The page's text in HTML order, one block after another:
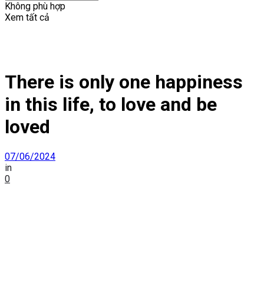
Không phù hợp
Xem tất cả
There is only one happiness
in this life, to love and be
loved
07/06/2024
in
0